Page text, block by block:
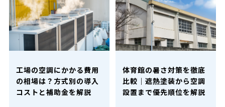
工場の空調にかかる費用
の相場は？方式別の導入
コストと補助金を解説
体育館の暑さ対策を徹底
比較｜遮熱塗装から空調
設置まで優先順位を解説